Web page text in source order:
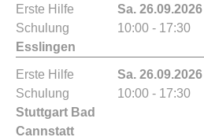
Erste Hilfe
Schulung
Esslingen
Sa. 26.09.2026
10:00 - 17:30
Erste Hilfe
Schulung
Stuttgart Bad
Cannstatt
Sa. 26.09.2026
10:00 - 17:30